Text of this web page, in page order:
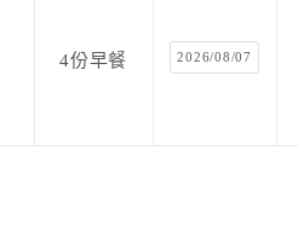
4份早餐 2026/08/07